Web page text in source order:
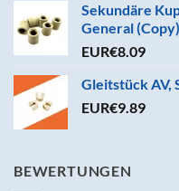
Sekundäre
General (Copy)
EUR€8.09
Gleitstück AV,
EUR€9.89
BEWERTUNGEN